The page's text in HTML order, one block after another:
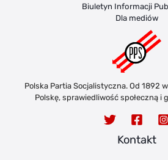
Biuletyn Informacji
Dla mediów
Polska Partia Socjalistyczna. Od 1892
Polskę, sprawiedliwość społeczną i
Kontakt